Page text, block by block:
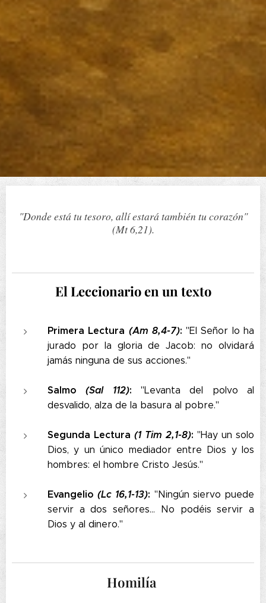
"Donde está tu tesoro, allí estará también tu corazón"
(Mt 6,21).
El Leccionario en un texto
Primera Lectura (Am 8,4-7): "El Señor lo ha
jurado por la gloria de Jacob: no olvidará
jamás ninguna de sus acciones."
Salmo(Sal 112): "Levanta del polvo al
desvalido, alza de la basura al pobre."
Segunda Lectura (1 Tim 2,1-8): "Hay un solo
Dios, y un único mediador entre Dios y los
hombres: el hombre Cristo Jesús."
Evangelio(Lc 16,1-13): "Ningún siervo puede
servir a dos señores… No podéis servir a
Dios y al dinero."
Homilía